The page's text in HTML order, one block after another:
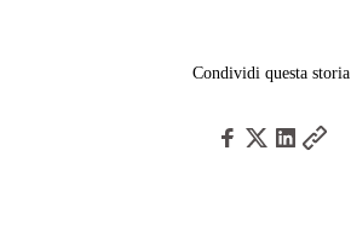
Condividi questa storia